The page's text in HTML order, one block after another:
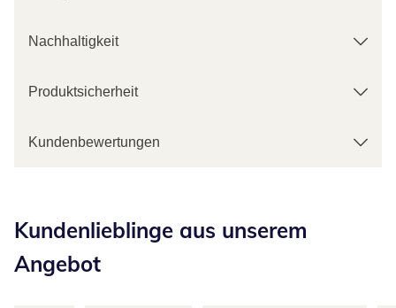
Nachhaltigkeit
Produktsicherheit
Kundenbewertungen
Kundenlieblinge aus unserem
Angebot